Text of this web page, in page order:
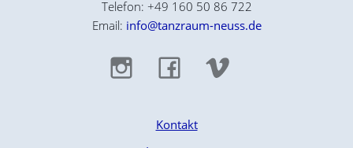
Telefon: +49 160 50 86 722
Email: info@tanzraum-neuss.de
Kontakt